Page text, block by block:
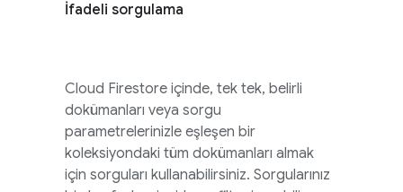
İfadeli sorgulama
Cloud Firestore içinde, tek tek, belirli
dokümanları veya sorgu
parametrelerinizle eşleşen bir
koleksiyondaki tüm dokümanları almak
için sorguları kullanabilirsiniz. Sorgularınız